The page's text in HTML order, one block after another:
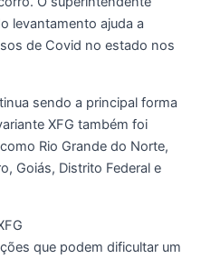
levantamento ajuda a
de Covid no estado nos
sendo a principal forma
XFG também foi
Rio Grande do Norte,
Goiás, Distrito Federal e
que podem dificultar um